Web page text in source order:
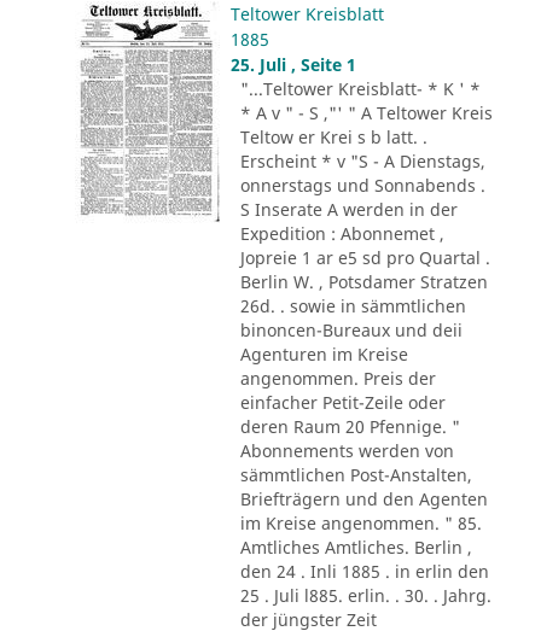
Teltower Kreisblatt
1885
25. Juli , Seite 1
"...Teltower Kreisblatt- * K ' *
* A v " - S ,"' " A Teltower Kreis
Teltow er Krei s b latt. .
Erscheint * v "S - A Dienstags,
onnerstags und Sonnabends .
S Inserate A werden in der
Expedition : Abonnemet ,
Jopreie 1 ar e5 sd pro Quartal .
Berlin W. , Potsdamer Stratzen
26d. . sowie in sämmtlichen
binoncen-Bureaux und deii
Agenturen im Kreise
angenommen. Preis der
einfacher Petit-Zeile oder
deren Raum 20 Pfennige. "
Abonnements werden von
sämmtlichen Post-Anstalten,
Briefträgern und den Agenten
im Kreise angenommen. " 85.
Amtliches Amtliches. Berlin ,
den 24 . Inli 1885 . in erlin den
25 . Juli l885. erlin. . 30. . Jahrg.
der jüngster Zeit